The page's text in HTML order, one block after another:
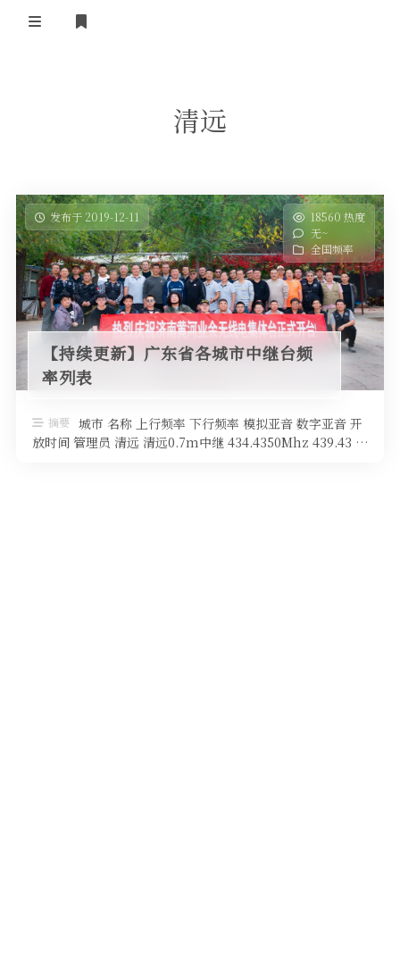
关于黄河
黄河使命
黄河新闻
政策法规
活动竞赛
行业新闻
无线电资料
BA4II
图文教程
视频资料
HAM技巧
软件
器材专区
车载类别
摩托车
编号申请
黄河直播
编号查询
清远
发布于 2019-12-11
18560 热度
无~
全国频率
【持续更新】广东省各城市中继台频
率列表
摘要 城市 名称 上行频率 下行频率 模拟亚音 数字亚音 开
放时间 管理员 清远 清远0.7m中继 434.4350Mhz 439.43 …